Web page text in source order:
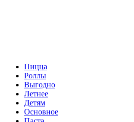
Пицца
Роллы
Выгодно
Летнее
Детям
Основное